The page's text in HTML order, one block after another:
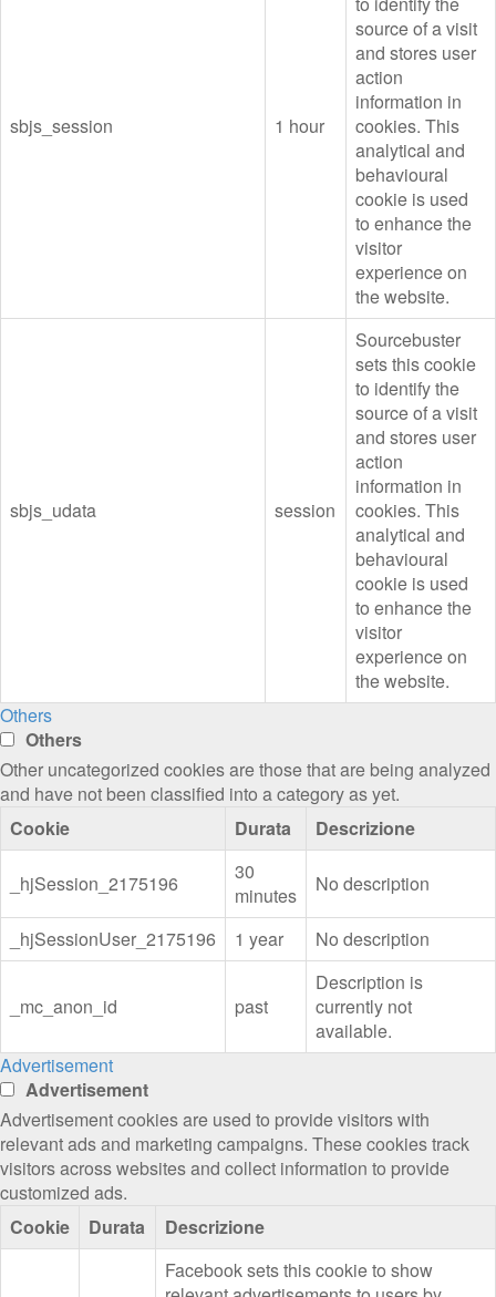
sbjs_session 1 hour
source of a visit
and stores user
action
information in
cookies. This
analytical and
behavioural
cookie is used
to enhance the
visitor
experience on
the website.
sbjs_udata session
Sourcebuster
sets this cookie
to identify the
source of a visit
and stores user
action
information in
cookies. This
analytical and
behavioural
cookie is used
to enhance the
visitor
experience on
the website.
Others
Others
Other uncategorized cookies are those that are being analyzed
and have not been classified into a category as yet.
Cookie
Durata Descrizione
_hjSession_2175196
30
minutes
No description
_hjSessionUser_2175196 1 year No description
_mc_anon_id past
Description is
currently not
available.
Advertisement
Advertisement
Advertisement cookies are used to provide visitors with
relevant ads and marketing campaigns. These cookies track
visitors across websites and collect information to provide
customized ads.
Cookie
Durata Descrizione
Facebook sets this cookie to show